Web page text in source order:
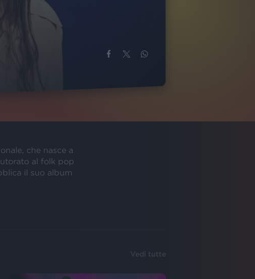
che nasce a
al folk pop
il suo album
Vedi tutte